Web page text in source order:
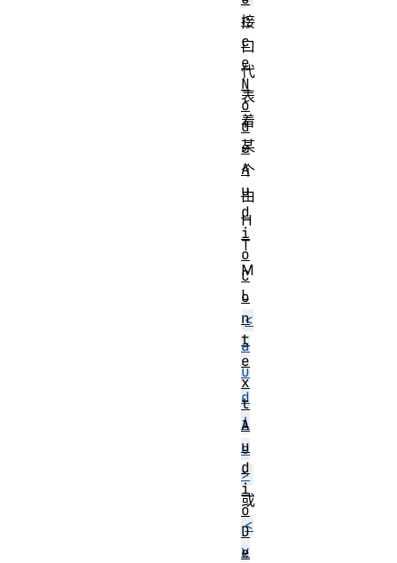
接
口
代
表
着
某
个
由
H
T
M
L
<
a
u
d
i
o
>
或
<
v
r
c
e
N
o
d
e
A
u
d
i
o
C
o
n
t
e
x
t
A
u
d
i
o
D
e